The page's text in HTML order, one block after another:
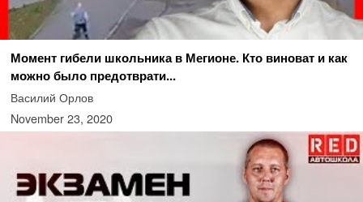
Момент гибели школьника в Мегионе. Кто виноват и как
можно было предотврати...
Василий Орлов
November 23, 2020